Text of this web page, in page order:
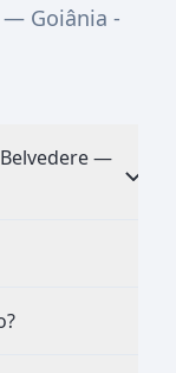
— Goiânia -
—